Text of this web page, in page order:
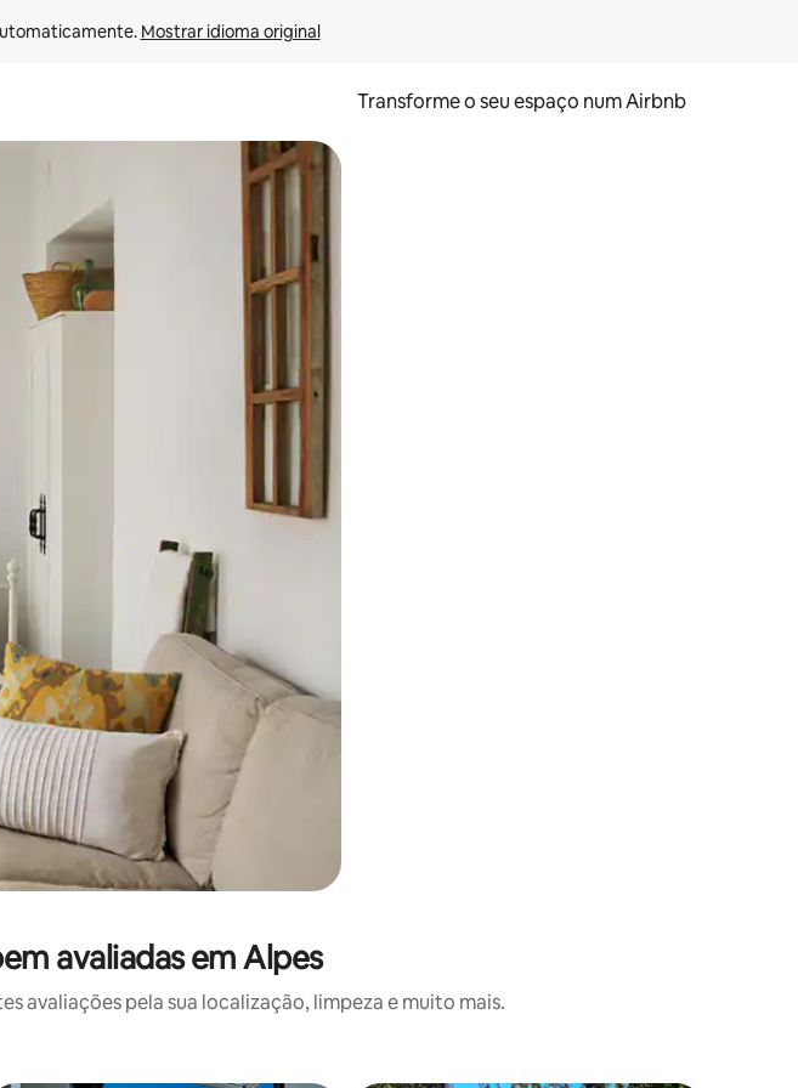
Mostrar idioma original
Transforme o seu espaço num Airbnb
baixo ou explore com gestos de toque ou deslize.
avaliadas em Alpes
avaliações pela sua localização, limpeza e muito mais.